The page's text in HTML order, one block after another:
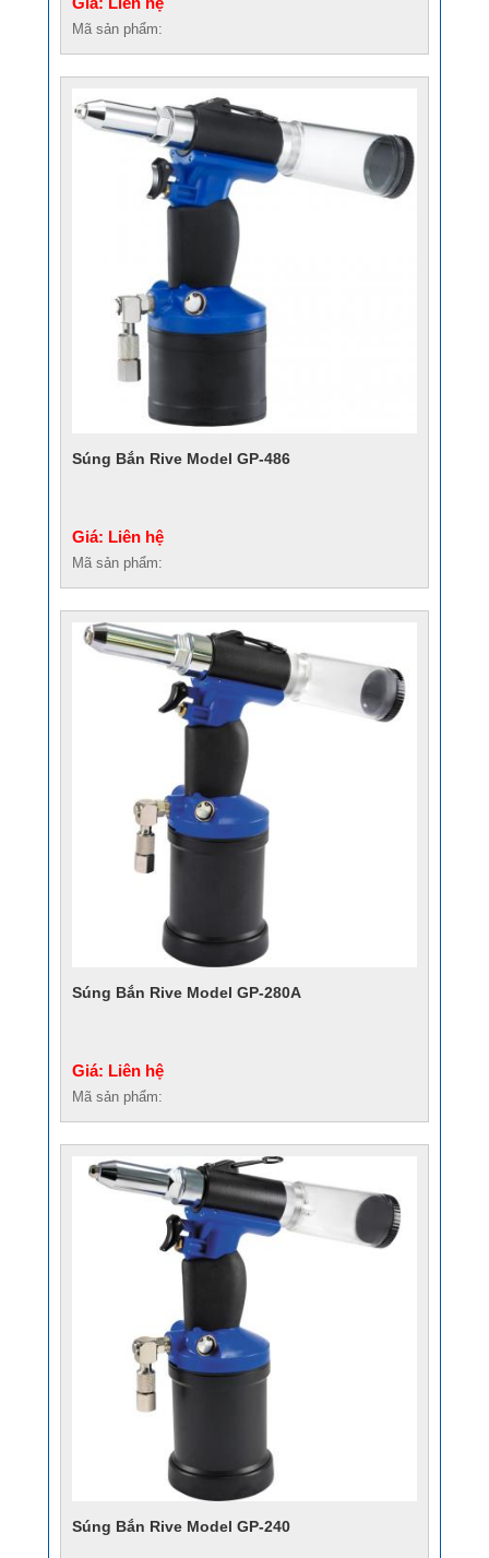
Mã sản phẩm:
Súng Bắn Rive Model GP-486
Giá: Liên hệ
Mã sản phẩm:
Súng Bắn Rive Model GP-280A
Giá: Liên hệ
Mã sản phẩm:
Súng Bắn Rive Model GP-240